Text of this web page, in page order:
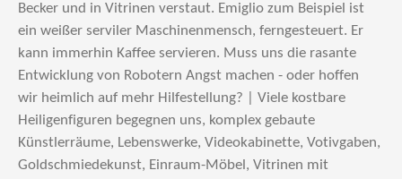
Becker und in Vitrinen verstaut. Emiglio zum Beispiel ist
ein weißer serviler Maschinenmensch, ferngesteuert. Er
kann immerhin Kaffee servieren. Muss uns die rasante
Entwicklung von Robotern Angst machen - oder hoffen
wir heimlich auf mehr Hilfestellung? | Viele kostbare
Heiligenfiguren begegnen uns, komplex gebaute
Künstlerräume, Lebenswerke, Videokabinette, Votivgaben,
Goldschmiedekunst, Einraum-Möbel, Vitrinen mit